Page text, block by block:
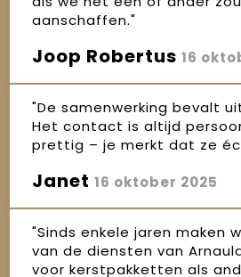
aanschaffen."
Joop Robertus 16
"De samenwerking bevalt
Het contact is altijd
prettig – je merkt dat ze
Janet 16 oktober 2025
"Sinds enkele jaren maken
van de diensten van
voor kerstpakketten als